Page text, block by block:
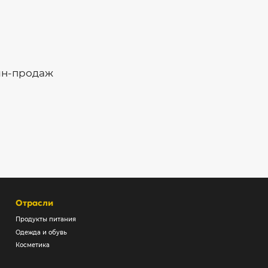
продаж
Отрасли
Продукты питания
Одежда и обувь
Косметика